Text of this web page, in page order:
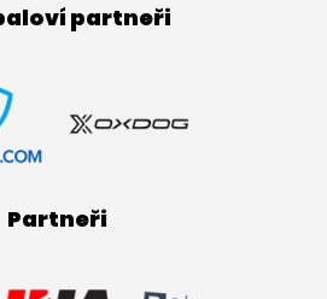
partneři
Partneři